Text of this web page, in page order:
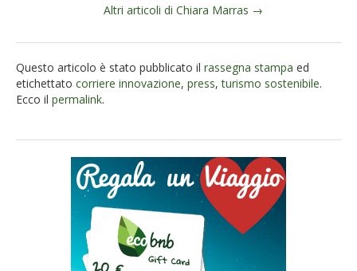
Altri articoli di Chiara Marras →
Questo articolo è stato pubblicato il rassegna stampa ed
etichettato corriere innovazione, press,turismo sostenibile.
Ecco il permalink.